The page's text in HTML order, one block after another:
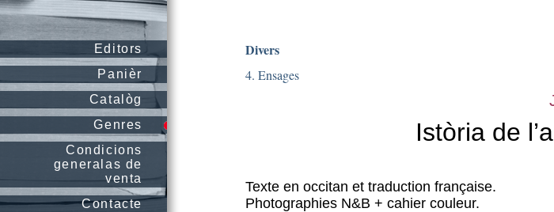
Editors
Panièr
Catalòg
Genres
Condicions
generalas de
venta
Contacte
Divers
4. Ensages
Istòria de
Texte en occitan et traduction française.
Photographies N&B + cahier couleur.